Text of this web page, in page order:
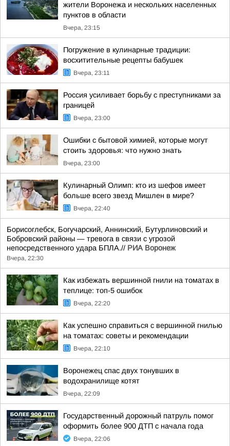
жители Воронежа и нескольких населенных
пунктов в области
Вчера, 23:15
Погружение в кулинарные традиции:
восхитительные рецепты бабушек
Вчера, 23:11
Россия усиливает борьбу с преступниками за
границей
Вчера, 23:00
Ошибки с бытовой химией, которые могут
стоить здоровья: что нужно знать
Вчера, 23:00
Кулинарный Олимп: кто из шефов имеет
больше всего звезд Мишлен в мире?
Вчера, 22:40
Борисоглебск, Богучарский, Аннинский, Бутурлиновский и
Бобровский районы — тревога в связи с угрозой
непосредственного удара БПЛА.// РИА Воронеж
Вчера, 22:30
Как избежать вершинной гнили на томатах в
теплице: топ-5 ошибок
Вчера, 22:20
Как успешно справиться с вершинной гнилью
на томатах: советы и рекомендации
Вчера, 22:10
Воронежец спас двух тонувших в
водохранилище котят
Вчера, 22:09
Государственный дорожный патруль помог
оформить более 900 ДТП с начала года
Вчера, 22:06